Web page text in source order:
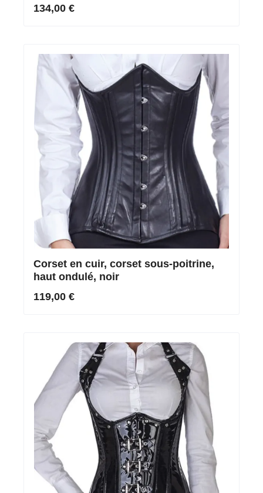
134,00 €
Corset en cuir, corset sous-poitrine,
haut ondulé, noir
119,00 €